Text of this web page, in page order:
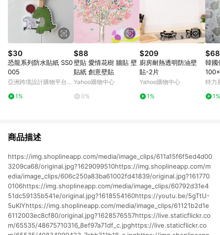
$30
恐龍系列防水貼紙 SS0
005
亞洲跨境設計購物平台
1%
$88
壁貼 愛情花樹 牆貼 壁
貼紙 創意壁貼
Yahoo購物中心
0%
$209
廚房耐熱透明防油壁
貼-2片
Yahoo購物中心
1%
韓國
特力
1%
商品描述
https://img.shoplineapp.com/media/image_clips/611a15f6f5ed4d00
3209ca68/original.jpg?1629099510https://img.shoplineapp.com/m
edia/image_clips/606c250a83ba61002fd41839/original.jpg?161770
0106https://img.shoplineapp.com/media/image_clips/60792d31e4
51dc59135b541e/original.jpg?1618554160https://youtu.be/5gTtU-
5uKlYhttps://img.shoplineapp.com/media/image_clips/61121b2d1e
6112003ec8cf80/original.jpg?1628576557https://live.staticflickr.co
m/65535/48675710316_8ef97a71df_c.jpghttps://live.staticflickr.co